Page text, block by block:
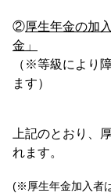
②厚生年金の加
金」
（※等級により
ます）
上記のとおり、
れます。
(※厚生年金加入者